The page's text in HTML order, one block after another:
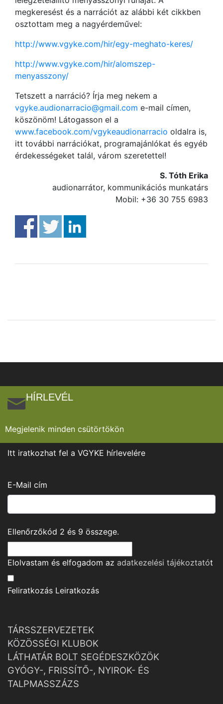
megkeresést és a narrációt az alábbi két cikkben
osztottam meg a nagyérdeművel:
http://www.vgyke.com/hir/egy-meghato-keres/
http://www.vgyke.com/hir/alomszep-
menyasszony/
Tetszett a narráció? Írja meg nekem a
vgyke.audionarracio@gmail.com e-mail címen,
köszönöm! Látogasson el a
www.facebook.com/vgykeaudionarracio oldalra is,
itt további narrációkat, programajánlókat és egyéb
érdekességeket talál, várom szeretettel!
S. Tóth Erika
audionarrátor, kommunikációs munkatárs
Mobil: +36 30 755 6983
HÍRLEVÉL
Megjelenik minden csütörtökön
Itt iratkozhat fel a VGYKE hírlevelére
E-Mail cím
Ellenőrzőkód 2 és 9 összege.
Elolvastam és elfogadom az adatkezelési tájékoztatót
Feliratkozás Leiratkozás
TÁRSSZERVEZETEK
KÖZÖSSÉGI KLUBOK
LÁTHATÁR BOLT SEGÉDESZKÖZÖK
GYÓGY-, FRISSÍTŐ-, NYIROK- ÉS
TALPMASSZÁZS